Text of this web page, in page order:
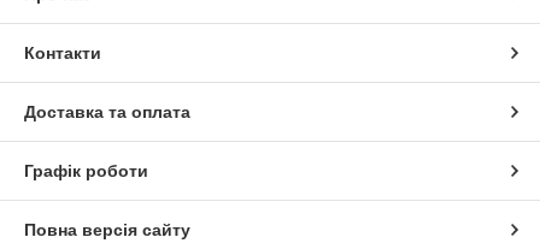
Контакти
Доставка та оплата
Графік роботи
Повна версія сайту